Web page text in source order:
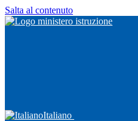
Salta al contenuto
Italiano